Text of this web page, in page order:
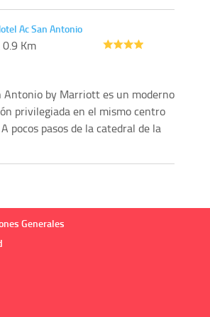
Ac San Antonio
0.9 Km
Antonio by Marriott es un moderno
privilegiada en el mismo centro
pocos pasos de la catedral de la
Generales